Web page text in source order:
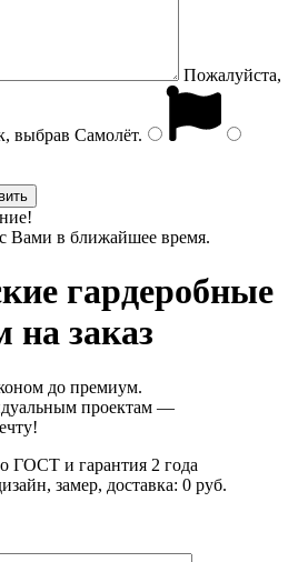
Пожалуйста,
выбрав Самолёт.
Вами в ближайшее время.
гардеробные
на заказ
до премиум.
проектам —
ГОСТ и гарантия 2 года
замер, доставка: 0 руб.